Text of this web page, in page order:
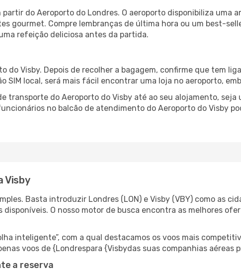
do Aeroporto do Londres. O aeroporto disponibiliza uma
gourmet. Compre lembranças de última hora ou um best-
refeição deliciosa antes da partida.
do Visby. Depois de recolher a bagagem, confirme que tem
SIM local, será mais fácil encontrar uma loja no aeroporto,
transporte do Aeroporto do Visby até ao seu alojamento,
no balcão de atendimento do Aeroporto do Visby
Visby
Basta introduzir Londres (LON) e Visby (VBY) como as
disponíveis. O nosso motor de busca encontra as melhores
inteligente”, com a qual destacamos os voos mais
voos de {Londrespara {Visbydas suas companhias aéreas
a reserva